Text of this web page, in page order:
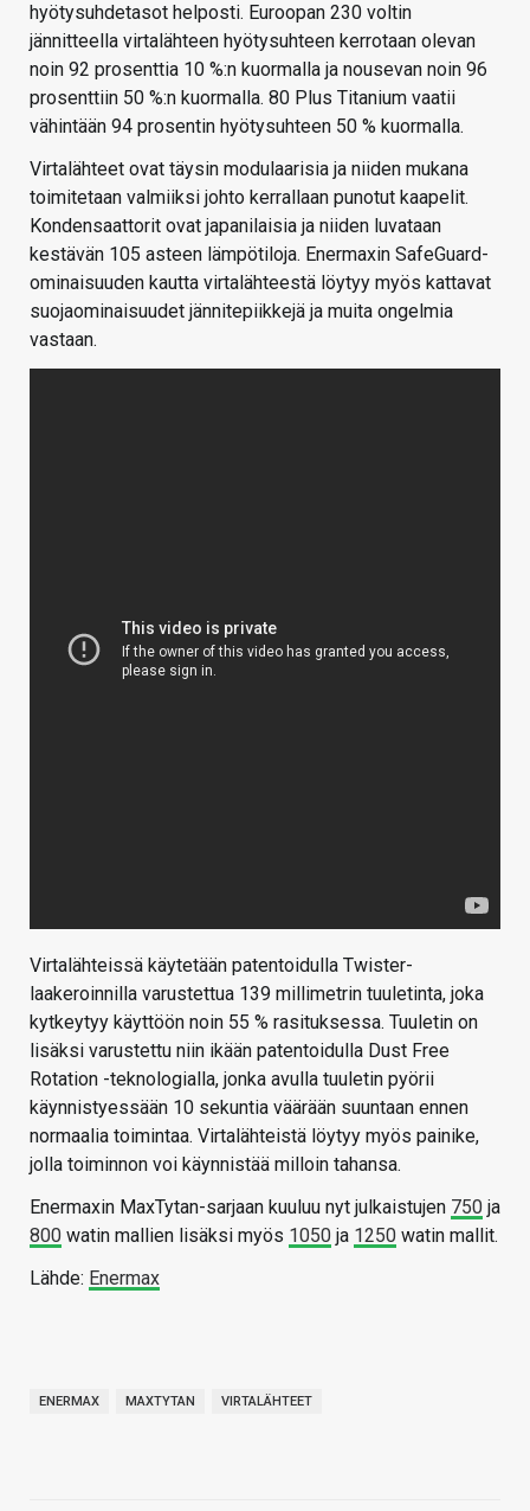
hyötysuhdetasot helposti. Euroopan 230 voltin
jännitteella virtalähteen hyötysuhteen kerrotaan olevan
noin 92 prosenttia 10 %:n kuormalla ja nousevan noin 96
prosenttiin 50 %:n kuormalla. 80 Plus Titanium vaatii
vähintään 94 prosentin hyötysuhteen 50 % kuormalla.
Virtalähteet ovat täysin modulaarisia ja niiden mukana
toimitetaan valmiiksi johto kerrallaan punotut kaapelit.
Kondensaattorit ovat japanilaisia ja niiden luvataan
kestävän 105 asteen lämpötiloja. Enermaxin SafeGuard-
ominaisuuden kautta virtalähteestä löytyy myös kattavat
suojaominaisuudet jännitepiikkejä ja muita ongelmia
vastaan.
Virtalähteissä käytetään patentoidulla Twister-
laakeroinnilla varustettua 139 millimetrin tuuletinta, joka
kytkeytyy käyttöön noin 55 % rasituksessa. Tuuletin on
lisäksi varustettu niin ikään patentoidulla Dust Free
Rotation -teknologialla, jonka avulla tuuletin pyörii
käynnistyessään 10 sekuntia väärään suuntaan ennen
normaalia toimintaa. Virtalähteistä löytyy myös painike,
jolla toiminnon voi käynnistää milloin tahansa.
Enermaxin MaxTytan-sarjaan kuuluu nyt julkaistujen 750 ja
800 watin mallien lisäksi myös 1050 ja 1250 watin mallit.
Lähde: Enermax
ENERMAX MAXTYTAN VIRTALÄHTEET